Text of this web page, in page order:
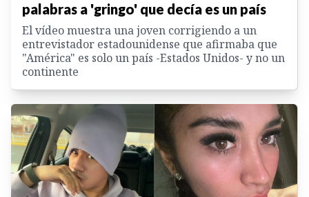
palabras a 'gringo' que decía es un país
El vídeo muestra una joven corrigiendo a un
entrevistador estadounidense que afirmaba que
"América" es solo un país -Estados Unidos- y no un
continente